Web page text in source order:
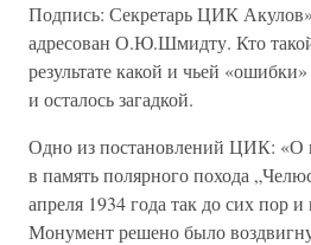
Подпись: Секретарь ЦИК
адресован О.Ю.Шмидту. Кто
результате какой и чьей
и осталось загадкой.
Одно из постановлений ЦИК: «О
в память полярного похода
апреля 1934 года так до сих пор
Монумент решено было